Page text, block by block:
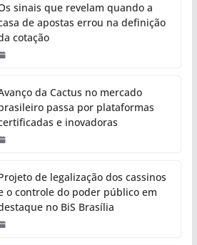
sinais que revelam quando a
de apostas errou na definição
cotação
da Cactus no mercado
passa por plataformas
e inovadoras
de legalização dos cassinos
o controle do poder público em
no BiS Brasília